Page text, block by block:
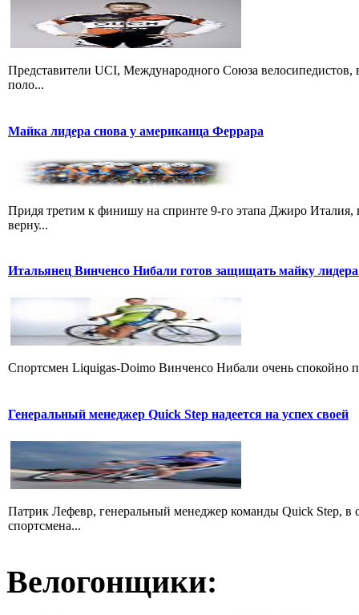
Представители UCI, Международного Союза
поло...
Майка лидера снова у американца Феррара
Придя третим к финишу на спринте 9-го этапа Джиро
верну...
Итальянец Винченсо Нибали готов защищать майку
Cпортсмен Liquigas-Doimo Винченсо Нибали очень спокойно
Генеральный менеджер Quick Step надеется на успех своей
Патрик Лефевр, генеральный менеджер команды Quick Step, в
спортсмена...
Велогонщики: